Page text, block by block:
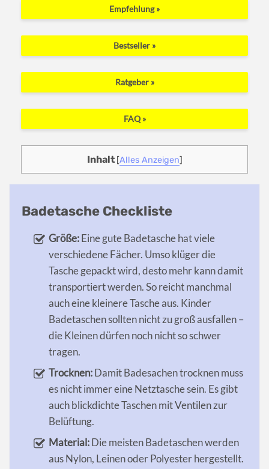
Empfehlung »
Bestseller »
Ratgeber »
FAQ »
Inhalt [Alles Anzeigen]
Badetasche Checkliste
Größe:Eine gute Badetasche hat viele
verschiedene Fächer. Umso klüger die
Tasche gepackt wird, desto mehr kann damit
transportiert werden. So reicht manchmal
auch eine kleinere Tasche aus. Kinder
Badetaschen sollten nicht zu groß ausfallen –
die Kleinen dürfen noch nicht so schwer
tragen.
Trocknen:Damit Badesachen trocknen muss
es nicht immer eine Netztasche sein. Es gibt
auch blickdichte Taschen mit Ventilen zur
Belüftung.
Material:Die meisten Badetaschen werden
aus Nylon, Leinen oder Polyester hergestellt.